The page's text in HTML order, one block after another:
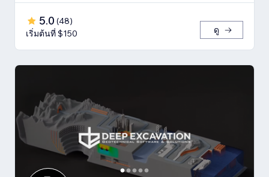
5.0 (48)
เริ่มต้นที่ $150
ดู